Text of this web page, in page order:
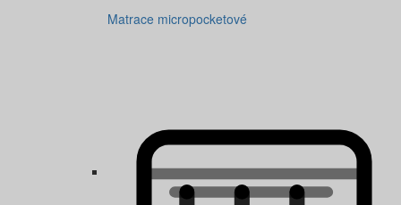
Matrace micropocketové